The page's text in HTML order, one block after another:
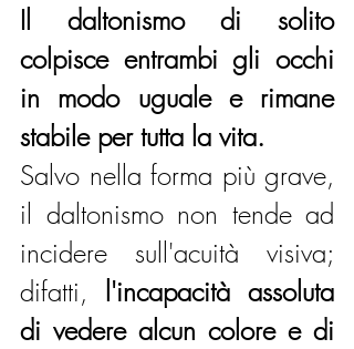
Il daltonismo di solito
colpisce entrambi gli occhi
in modo uguale e rimane
stabile per tutta la vita.
Salvo nella forma più grave,
il daltonismo non tende ad
incidere sull'acuità visiva;
difatti, l'incapacità assoluta
di vedere alcun colore e di